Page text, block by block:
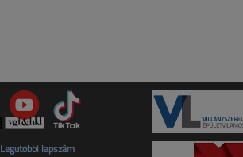
Legutóbbi lapszám